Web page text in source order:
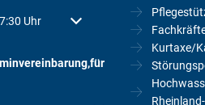
oder Schließzeiten auszublenden
Uhr Von 14:00 bis 17:30 Uhr
Kurtaxe/